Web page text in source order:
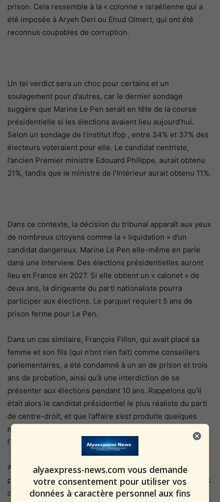
prison. Cela ressemble à la « colonne » israélienne qui a
été imposée à Aryeh Deri ou Ehud Olmert, qui ont été
reconnus coupables de corruption.
Un tel verdict sera un choc pour certains et un
soulagement pour d’autres, car le dernier sondage
suggère que Marine Le Pen serait en tête de la course
présidentielle si les élections avaient lieu aujourd’hui.
Selon un sondage de l’institut Ifop , entre 34% et 37% des
électeurs voteraient pour elle. Le candidat centriste,
l’ancien Premier ministre Edouard Philippe, aurait obtenu
21%, tandis que le ministre de l’Intérieur aurait obtenu 11%.
Dans ce contexte, la décision du tribunal apparaît aux yeux
de nombreux citoyens comme la « liquidation » d’un
candidat dangereux. Marine Le Pen elle-même en parle
dans une interview. Des élections présidentielles auront
lieu en France en 2027. Si elle obtient un « calonet » de
deux ans, la dirigeante du parti nationaliste pourra
participer aux élections. Le parquet requiert 5 ans de
prison ferme pour Le Pen.
Dans un cas similaire, François Fillon, qui avait placé sa
femme et son fils (qui n’ont rien fait) comme conseillers
parlementaires, a été condamné à un an de prison et trois
ans de probation, ainsi qu’à une interdiction de se
présenter aux élections pendant 10 ans. Rappelons qu’il
était alors le candidat présidentiel le plus réaliste du parti
de centre-droit, et que l’affaire s’est produite quelques
mois seulement avant les élections, ouvrant la voie à
l’Elysée pour Emmanuel Macron.
Au cas où vous vous demanderiez pourquoi Le Pen est si
populaire en France : deux voitures de police sont entrées
dans une banlieue immigrée de Paris et ont été attaquées
alyaexpress-news.com vous demande
votre consentement pour utiliser vos
données à caractère personnel aux fins